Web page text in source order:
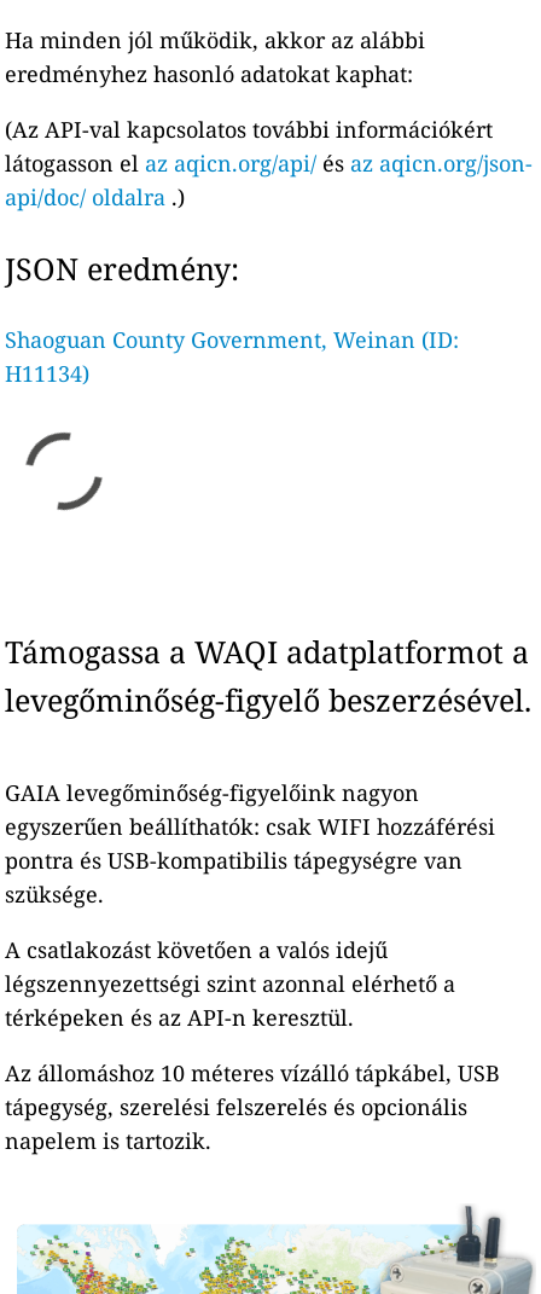
Ha minden jól működik, akkor az alábbi
eredményhez hasonló adatokat kaphat:
(Az API-val kapcsolatos további információkért
látogasson el az aqicn.org/api/ és az aqicn.org/json-
api/doc/ oldalra .)
JSON eredmény:
Shaoguan County Government, Weinan (ID:
H11134)
Támogassa a WAQI adatplatformot a
levegőminőség-figyelő beszerzésével.
GAIA levegőminőség-figyelőink nagyon
egyszerűen beállíthatók: csak WIFI hozzáférési
pontra és USB-kompatibilis tápegységre van
szüksége.
A csatlakozást követően a valós idejű
légszennyezettségi szint azonnal elérhető a
térképeken és az API-n keresztül.
Az állomáshoz 10 méteres vízálló tápkábel, USB
tápegység, szerelési felszerelés és opcionális
napelem is tartozik.